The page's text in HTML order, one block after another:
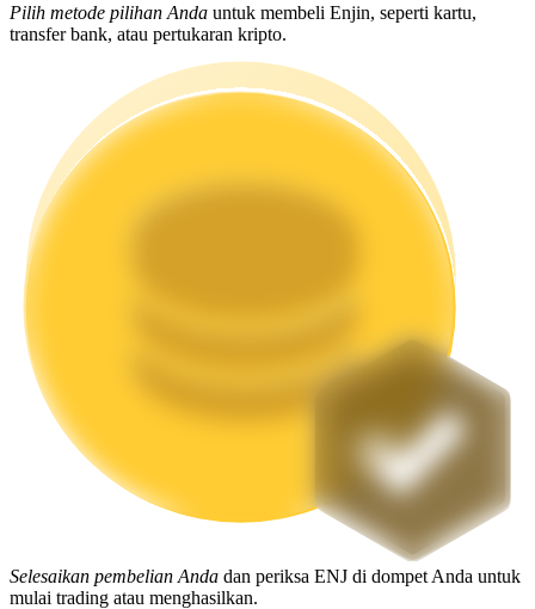
Mempertaruhkan
Pengembalian tinggi & akses instan
Launchpool
Staking fleksibel untuk mendapatkan token populer
Pilih metode pilihan Anda untuk membeli Enjin, seperti kartu,
transfer bank, atau pertukaran kripto.
Selesaikan pembelian Anda dan periksa ENJ di dompet Anda untuk
mulai trading atau menghasilkan.